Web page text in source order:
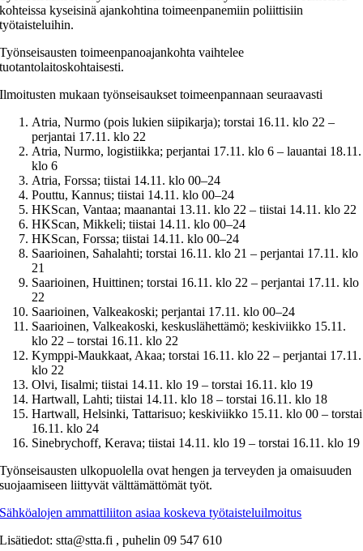
kohteissa kyseisinä ajankohtina toimeenpanemiin poliittisiin
työtaisteluihin.
Työnseisausten toimeenpanoajankohta vaihtelee
tuotantolaitoskohtaisesti.
Ilmoitusten mukaan työnseisaukset toimeenpannaan seuraavasti
Atria, Nurmo (pois lukien siipikarja); torstai 16.11. klo 22 –
perjantai 17.11. klo 22
Atria, Nurmo, logistiikka; perjantai 17.11. klo 6 – lauantai 18.11.
klo 6
Atria, Forssa; tiistai 14.11. klo 00–24
Pouttu, Kannus; tiistai 14.11. klo 00–24
HKScan, Vantaa; maanantai 13.11. klo 22 – tiistai 14.11. klo 22
HKScan, Mikkeli; tiistai 14.11. klo 00–24
HKScan, Forssa; tiistai 14.11. klo 00–24
Saarioinen, Sahalahti; torstai 16.11. klo 21 – perjantai 17.11. klo
21
Saarioinen, Huittinen; torstai 16.11. klo 22 – perjantai 17.11. klo
22
Saarioinen, Valkeakoski; perjantai 17.11. klo 00–24
Saarioinen, Valkeakoski, keskuslähettämö; keskiviikko 15.11.
klo 22 – torstai 16.11. klo 22
Kymppi-Maukkaat, Akaa; torstai 16.11. klo 22 – perjantai 17.11.
klo 22
Olvi, Iisalmi; tiistai 14.11. klo 19 – torstai 16.11. klo 19
Hartwall, Lahti; tiistai 14.11. klo 18 – torstai 16.11. klo 18
Hartwall, Helsinki, Tattarisuo; keskiviikko 15.11. klo 00 – torstai
16.11. klo 24
Sinebrychoff, Kerava; tiistai 14.11. klo 19 – torstai 16.11. klo 19
Työnseisausten ulkopuolella ovat hengen ja terveyden ja omaisuuden
suojaamiseen liittyvät välttämättömät työt.
Sähköalojen ammattiliiton asiaa koskeva työtaisteluilmoitus
Lisätiedot: stta@stta.fi , puhelin 09 547 610